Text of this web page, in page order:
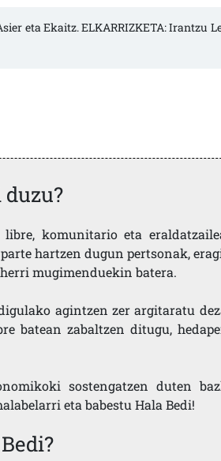
eta Ekaitz. ELKARRIZKETA: Irantzu
komunitario eta
hartzen dugun pertsonak,
mugimenduekin batera.
agintzen zer argitaratu
batean zabaltzen ditugu,
sostengatzen duten
eta babestu Hala Bedi!